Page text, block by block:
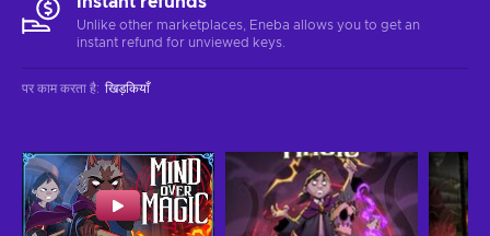
Unlike other marketplaces, Eneba allows you to get an
instant refund for unviewed keys.
पर काम करता है: खिड़कियाँ